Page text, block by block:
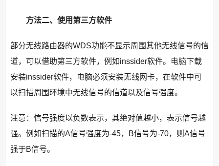
方法二、使用第三方软件
部分无线路由器的WDS功能不显示周围其他无线信号的信
道，可以借助第三方软件，例如inssider软件。电脑下载
安装inssider软件，电脑必须安装无线网卡，在软件中可
以扫描周围环境中无线信号的信道以及信号强度。
注意：信号强度以负数表示，其绝对值越小，表示信号越
强。例如扫描的A信号强度为-45，B信号为-70，则A信号
强于B信号。